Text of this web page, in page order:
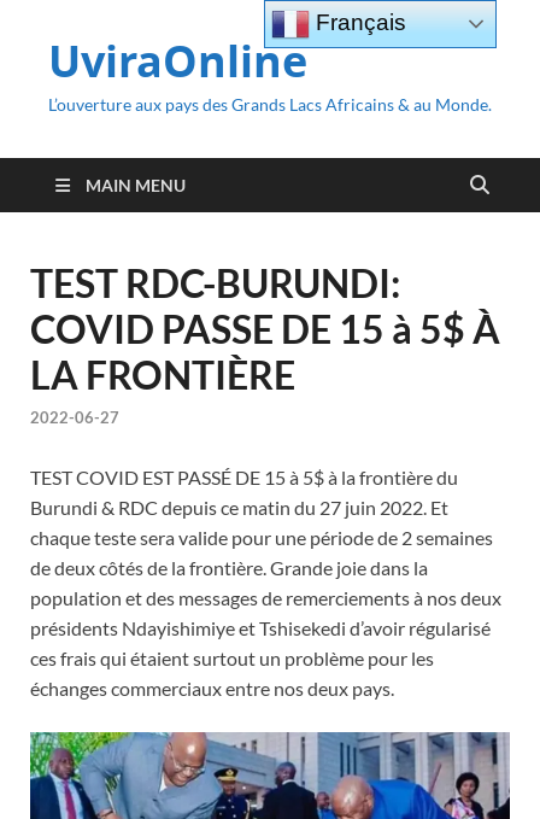
UviraOnline
L’ouverture aux pays des Grands Lacs Africains & au Monde.
MAIN MENU
TEST RDC-BURUNDI:
COVID PASSE DE 15 à 5$ À
LA FRONTIÈRE
2022-06-27
TEST COVID EST PASSÉ DE 15 à 5$ à la frontière du
Burundi & RDC depuis ce matin du 27 juin 2022. Et
chaque teste sera valide pour une période de 2 semaines
de deux côtés de la frontière. Grande joie dans la
population et des messages de remerciements à nos deux
présidents Ndayishimiye et Tshisekedi d’avoir régularisé
ces frais qui étaient surtout un problème pour les
échanges commerciaux entre nos deux pays.
Français